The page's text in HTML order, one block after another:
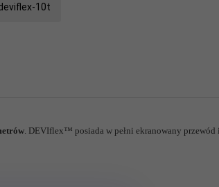
10t
. DEVIflex™ posiada w pełni ekranowany przewód